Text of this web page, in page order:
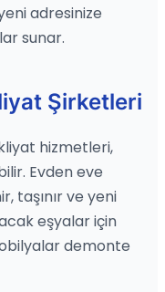
adresinize
sunar.
Şirketleri
hizmetleri,
Evden eve
taşınır ve yeni
eşyalar için
demonte